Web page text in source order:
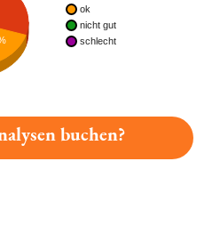
ok
nicht gut
schlecht
buchen?